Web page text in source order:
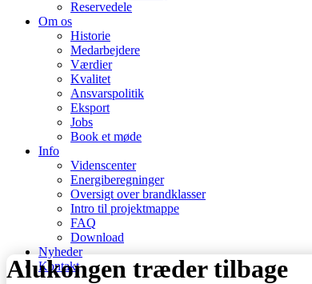
Reservedele
Om os
Historie
Medarbejdere
Værdier
Kvalitet
Ansvarspolitik
Eksport
Jobs
Book et møde
Info
Videnscenter
Energiberegninger
Oversigt over brandklasser
Intro til projektmappe
FAQ
Download
Nyheder
Kontakt
Alukongen træder tilbage